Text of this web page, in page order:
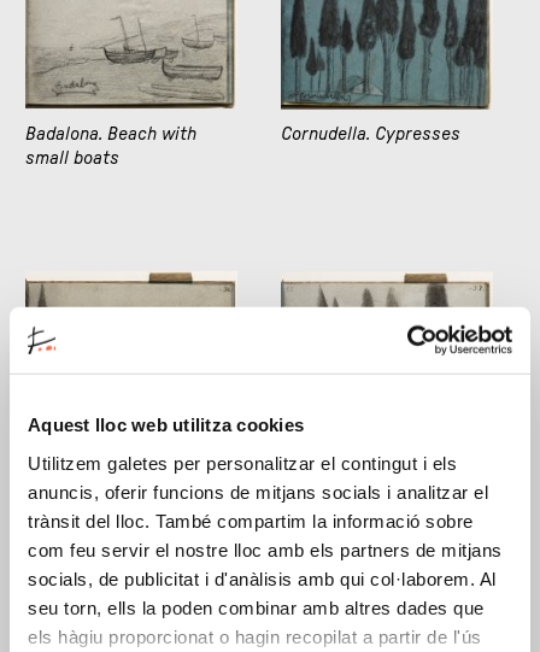
Aquest lloc web utilitza cookies
Utilitzem galetes per personalitzar el contingut i els
anuncis, oferir funcions de mitjans socials i analitzar el
trànsit del lloc. També compartim la informació sobre
com feu servir el nostre lloc amb els partners de mitjans
socials, de publicitat i d'anàlisis amb qui col·laborem. Al
seu torn, ells la poden combinar amb altres dades que
els hàgiu proporcionat o hagin recopilat a partir de l'ús
Badalona. Beach with
small boats
Cornudella. Cypresses
Sant Joan del Codolar
with cypresses